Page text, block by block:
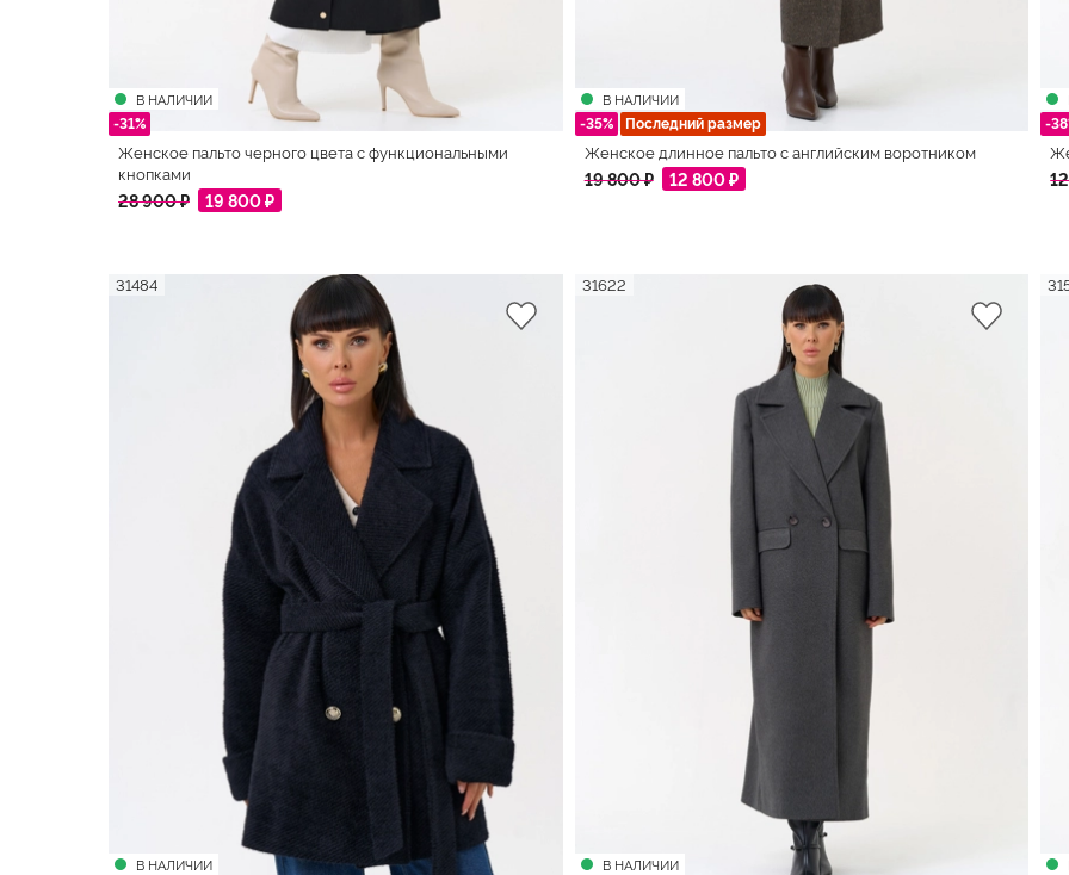
В НАЛИЧИИ
-31%
Женское пальто черного цвета с функциональными
кнопками
28 900 ₽ 19 800 ₽
В НАЛИЧИИ
-35% Последний размер
Женское длинное пальто с английским воротником
19 800 ₽ 12 800 ₽
-
В НАЛИЧИИ
31484
В НАЛИЧИИ
31622